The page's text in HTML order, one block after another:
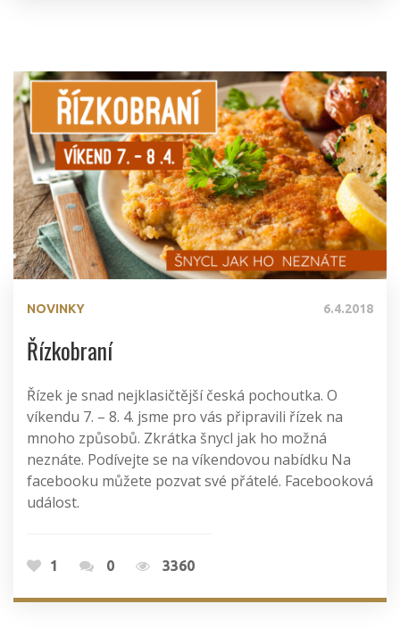
NOVINKY 6.4.2018
Řízkobraní
Řízek je snad nejklasičtější česká pochoutka. O
víkendu 7. – 8. 4. jsme pro vás připravili řízek na
mnoho způsobů. Zkrátka šnycl jak ho možná
neznáte. Podívejte se na víkendovou nabídku Na
facebooku můžete pozvat své přátelé. Facebooková
událost.
1 0 3360